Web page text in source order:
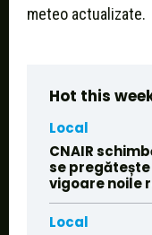
meteo actualizate.
Hot this
Local
CNAIR
se
vigoare noile
Local